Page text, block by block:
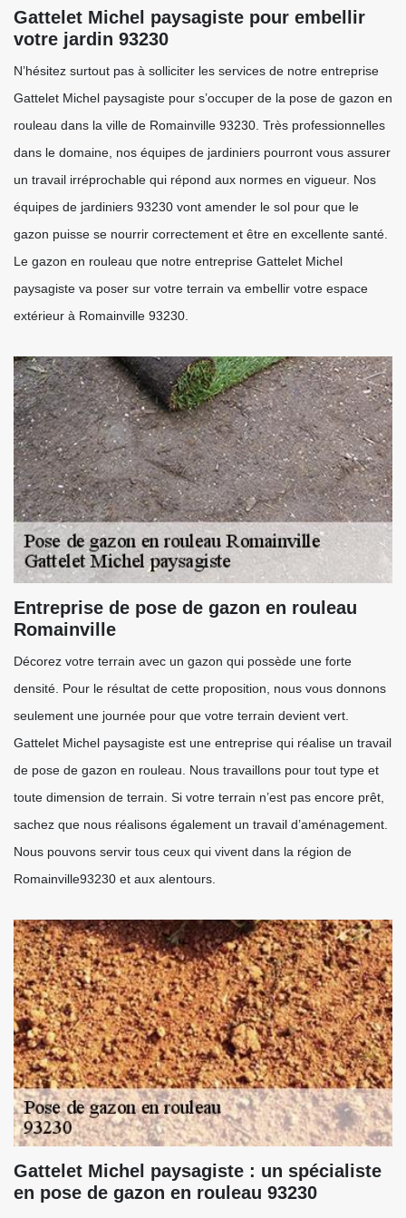
Gattelet Michel paysagiste pour embellir
votre jardin 93230
N’hésitez surtout pas à solliciter les services de notre entreprise
Gattelet Michel paysagiste pour s’occuper de la pose de gazon en
rouleau dans la ville de Romainville 93230. Très professionnelles
dans le domaine, nos équipes de jardiniers pourront vous assurer
un travail irréprochable qui répond aux normes en vigueur. Nos
équipes de jardiniers 93230 vont amender le sol pour que le
gazon puisse se nourrir correctement et être en excellente santé.
Le gazon en rouleau que notre entreprise Gattelet Michel
paysagiste va poser sur votre terrain va embellir votre espace
extérieur à Romainville 93230.
Entreprise de pose de gazon en rouleau
Romainville
Décorez votre terrain avec un gazon qui possède une forte
densité. Pour le résultat de cette proposition, nous vous donnons
seulement une journée pour que votre terrain devient vert.
Gattelet Michel paysagiste est une entreprise qui réalise un travail
de pose de gazon en rouleau. Nous travaillons pour tout type et
toute dimension de terrain. Si votre terrain n’est pas encore prêt,
sachez que nous réalisons également un travail d’aménagement.
Nous pouvons servir tous ceux qui vivent dans la région de
Romainville93230 et aux alentours.
Gattelet Michel paysagiste : un spécialiste
en pose de gazon en rouleau 93230